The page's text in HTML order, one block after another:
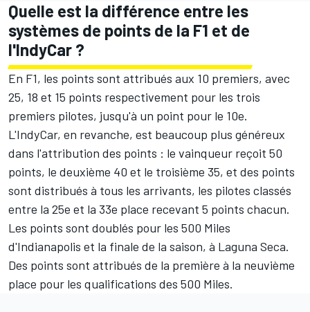
Quelle est la différence entre les
systèmes de points de la F1 et de
l'IndyCar ?
En F1, les points sont attribués aux 10 premiers, avec
25, 18 et 15 points respectivement pour les trois
premiers pilotes, jusqu'à un point pour le 10e.
L'IndyCar, en revanche, est beaucoup plus généreux
dans l'attribution des points : le vainqueur reçoit 50
points, le deuxième 40 et le troisième 35, et des points
sont distribués à tous les arrivants, les pilotes classés
entre la 25e et la 33e place recevant 5 points chacun.
Les points sont doublés pour les 500 Miles
d'Indianapolis et la finale de la saison, à Laguna Seca.
Des points sont attribués de la première à la neuvième
place pour les qualifications des 500 Miles.